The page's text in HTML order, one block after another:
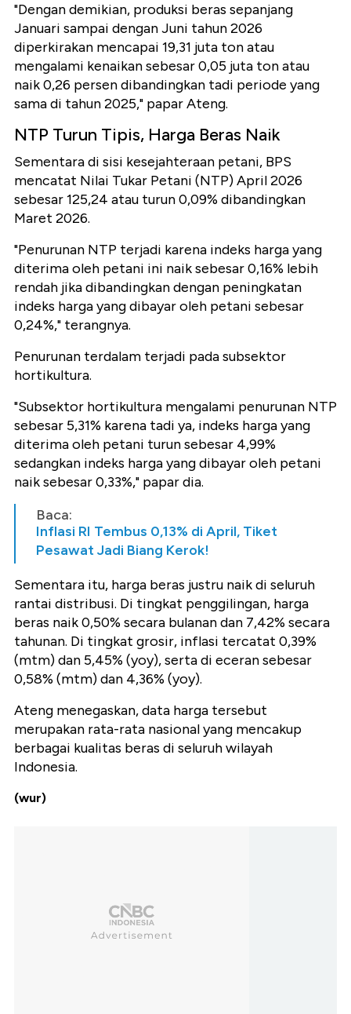
"Dengan demikian, produksi beras sepanjang
Januari sampai dengan Juni tahun 2026
diperkirakan mencapai 19,31 juta ton atau
mengalami kenaikan sebesar 0,05 juta ton atau
naik 0,26 persen dibandingkan tadi periode yang
sama di tahun 2025," papar Ateng.
NTP Turun Tipis, Harga Beras Naik
Sementara di sisi kesejahteraan petani, BPS
mencatat Nilai Tukar Petani (NTP) April 2026
sebesar 125,24 atau turun 0,09% dibandingkan
Maret 2026.
"Penurunan NTP terjadi karena indeks harga yang
diterima oleh petani ini naik sebesar 0,16% lebih
rendah jika dibandingkan dengan peningkatan
indeks harga yang dibayar oleh petani sebesar
0,24%," terangnya.
Penurunan terdalam terjadi pada subsektor
hortikultura.
"Subsektor hortikultura mengalami penurunan NTP
sebesar 5,31% karena tadi ya, indeks harga yang
diterima oleh petani turun sebesar 4,99%
sedangkan indeks harga yang dibayar oleh petani
naik sebesar 0,33%," papar dia.
Baca:
Inflasi RI Tembus 0,13% di April, Tiket
Pesawat Jadi Biang Kerok!
Sementara itu, harga beras justru naik di seluruh
rantai distribusi. Di tingkat penggilingan, harga
beras naik 0,50% secara bulanan dan 7,42% secara
tahunan. Di tingkat grosir, inflasi tercatat 0,39%
(mtm) dan 5,45% (yoy), serta di eceran sebesar
0,58% (mtm) dan 4,36% (yoy).
Ateng menegaskan, data harga tersebut
merupakan rata-rata nasional yang mencakup
berbagai kualitas beras di seluruh wilayah
Indonesia.
(wur)